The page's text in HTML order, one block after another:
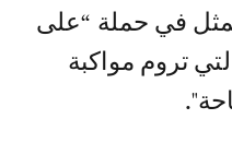
في حملة “على
تروم مواكبة